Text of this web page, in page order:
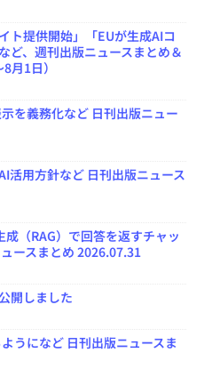
ト提供開始」「EUが生成AIコ
ど、週刊出版ニュースまとめ＆
月1日）
を義務化など 日刊出版ニュー
活用方針など 日刊出版ニュース
（RAG）で回答を返すチャッ
ースまとめ 2026.07.31
開しました
うになど 日刊出版ニュースま